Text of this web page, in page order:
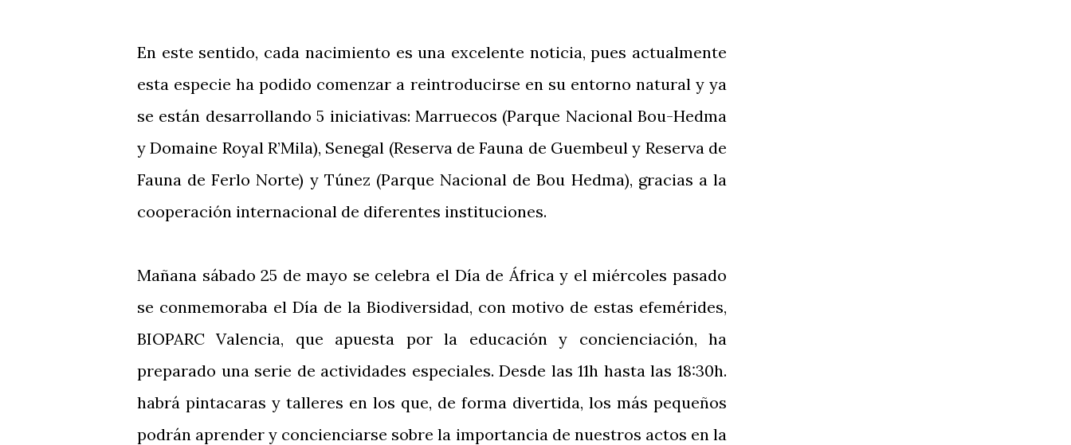
En este sentido, cada nacimiento es una excelente noticia, pues actualmente
esta especie ha podido comenzar a reintroducirse en su entorno natural y ya
se están desarrollando 5 iniciativas: Marruecos (Parque Nacional Bou-Hedma
y Domaine Royal R’Mila), Senegal (Reserva de Fauna de Guembeul y Reserva de
Fauna de Ferlo Norte) y Túnez (Parque Nacional de Bou Hedma), gracias a la
cooperación internacional de diferentes instituciones.
Mañana sábado 25 de mayo se celebra el Día de África y el miércoles pasado
se conmemoraba el Día de la Biodiversidad, con motivo de estas efemérides,
BIOPARC Valencia, que apuesta por la educación y concienciación, ha
preparado una serie de actividades especiales. Desde las 11h hasta las 18:30h.
habrá pintacaras y talleres en los que, de forma divertida, los más pequeños
podrán aprender y concienciarse sobre la importancia de nuestros actos en la